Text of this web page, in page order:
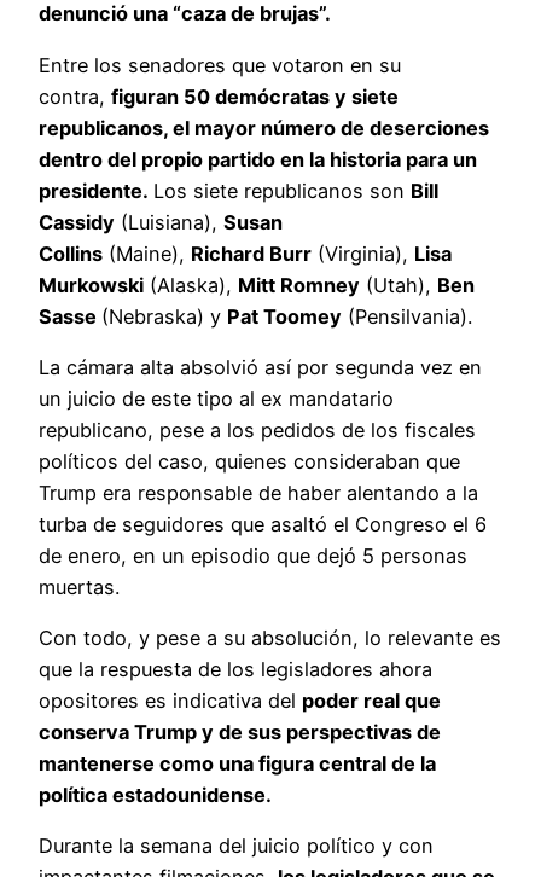
denunció una “caza de brujas”.
Entre los senadores que votaron en su
contra, figuran 50 demócratas y siete
republicanos, el mayor número de deserciones
dentro del propio partido en la historia para un
presidente. Los siete republicanos son Bill
Cassidy (Luisiana), Susan
Collins (Maine), Richard Burr (Virginia), Lisa
Murkowski (Alaska), Mitt Romney (Utah), Ben
Sasse (Nebraska) y Pat Toomey (Pensilvania).
La cámara alta absolvió así por segunda vez en
un juicio de este tipo al ex mandatario
republicano, pese a los pedidos de los fiscales
políticos del caso, quienes consideraban que
Trump era responsable de haber alentando a la
turba de seguidores que asaltó el Congreso el 6
de enero, en un episodio que dejó 5 personas
muertas.
Con todo, y pese a su absolución, lo relevante es
que la respuesta de los legisladores ahora
opositores es indicativa del poder real que
conserva Trump y de sus perspectivas de
mantenerse como una figura central de la
política estadounidense.
Durante la semana del juicio político y con